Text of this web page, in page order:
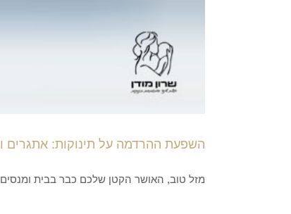
השפעת ההרדמה על תינוקות: אתגרים
מזל טוב, האושר הקטן שלכם כבר בבית